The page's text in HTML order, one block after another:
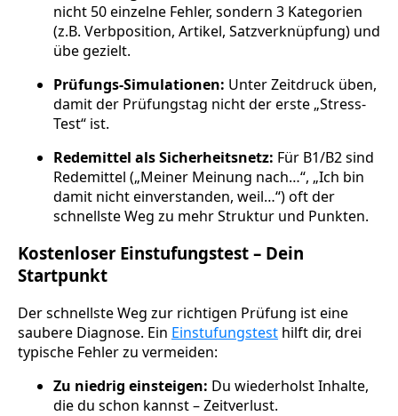
nicht 50 einzelne Fehler, sondern 3 Kategorien
(z.B. Verbposition, Artikel, Satzverknüpfung) und
übe gezielt.
Prüfungs-Simulationen: Unter Zeitdruck üben,
damit der Prüfungstag nicht der erste „Stress-
Test“ ist.
Redemittel als Sicherheitsnetz: Für B1/B2 sind
Redemittel („Meiner Meinung nach…“, „Ich bin
damit nicht einverstanden, weil…“) oft der
schnellste Weg zu mehr Struktur und Punkten.
Kostenloser Einstufungstest – Dein
Startpunkt
Der schnellste Weg zur richtigen Prüfung ist eine
saubere Diagnose. Ein Einstufungstest hilft dir, drei
typische Fehler zu vermeiden:
Zu niedrig einsteigen: Du wiederholst Inhalte,
die du schon kannst – Zeitverlust.